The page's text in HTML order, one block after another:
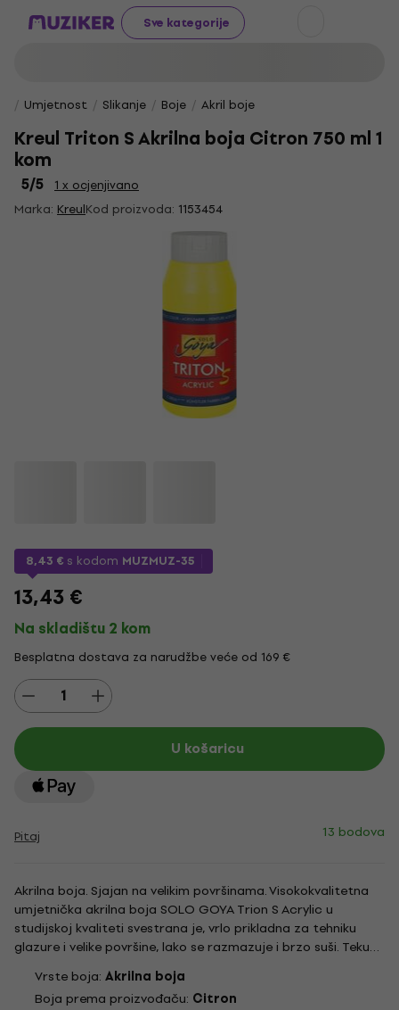
Sve kategorije
Umjetnost Slikanje Boje Akril boje
Kreul Triton S Akrilna boja Citron 750 ml 1
kom
5/5
1 x ocjenjivano
Marka: KreulKod proizvoda: 1153454
8,43 € s kodom MUZMUZ-35
13,43 €
Na skladištu 2 kom
Besplatna dostava za narudžbe veće od 169 €
U košaricu
Pitaj 13 bodova
Akrilna boja. Sjajan na velikim površinama. Visokokvalitetna
umjetnička akrilna boja SOLO GOYA Trion S Acrylic u
studijskoj kvaliteti svestrana je, vrlo prikladna za tehniku ​​
glazure i velike površine, lako se razmazuje i brzo suši. Tekuću
konzistenciju koriste umjetnici posebno za temeljne
premaze i velike pozadinske dizajne. Umjetnička...
Vrste boja: Akrilna boja
Boja prema proizvođaču: Citron